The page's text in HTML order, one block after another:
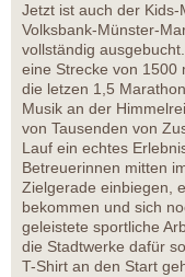
Jetzt ist auch der
Volksbank-Münster-
vollständig
eine Strecke von 1500
die letzen 1,5
Musik an der
von Tausenden von
Lauf ein echtes
Betreuerinnen mitten
Zielgerade einbiegen,
bekommen und sich
geleistete sportliche
die Stadtwerke dafür
T-Shirt an den Start